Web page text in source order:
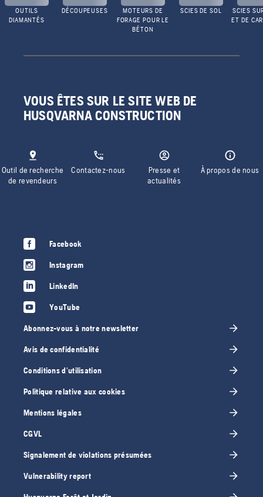
OUTILS
DIAMANTÉS
DÉCOUPEUSES
MOTEURS DE
FORAGE POUR LE
BÉTON
SCIES DE SOL
SCIES
ET DE
VOUS ÊTES SUR LE SITE WEB DE
HUSQVARNA CONSTRUCTION
Outil de recherche
de revendeurs
Contactez-nous
Presse et
actualités
À propos de nous
Facebook
Instagram
LinkedIn
YouTube
Abonnez-vous à notre newsletter
Avis de confidentialité
Conditions d'utilisation
Politique relative aux cookies
Mentions légales
CGVL
Signalement de violations présumées
Vulnerability report